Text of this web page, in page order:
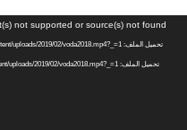
not supported or source(s) not found
تحميل الملف: https://7areer.com/wp-content/uploads/2019/02/voda2018.mp4?_=1
تحميل الملف: http://7areer.com/wp-content/uploads/2019/02/voda2018.mp4?_=1